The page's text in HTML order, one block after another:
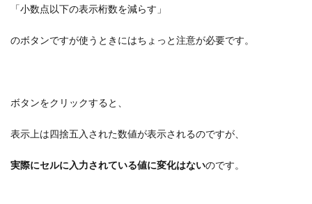
「小数点以下の表示桁数を減らす」
のボタンですが使うときにはちょっと注意が必要です。
ボタンをクリックすると、
表示上は四捨五入された数値が表示されるのですが、
実際にセルに入力されている値に変化はないのです。